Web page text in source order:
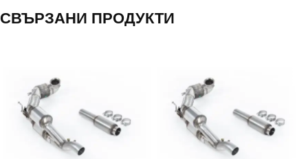
СВЪРЗАНИ ПРОДУКТИ